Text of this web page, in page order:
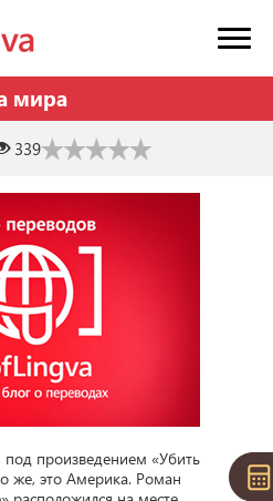
мира
339
под произведением «Убить
же, это Америка. Роман